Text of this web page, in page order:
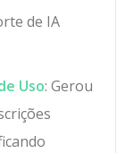
de IA
Uso: Gerou